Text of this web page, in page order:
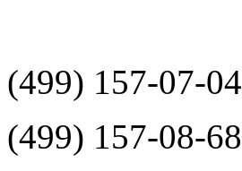
(499) 157-07-04
(499) 157-08-68